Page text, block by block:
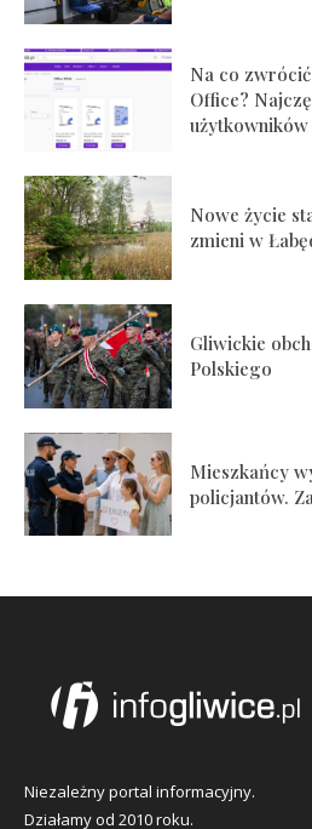
Na co
Office?
użytkowników
Nowe życie
zmieni w
Gliwickie
Polskiego
Mieszkańcy
policjantów.
Niezależny portal informacyjny.
Działamy od 2010 roku.